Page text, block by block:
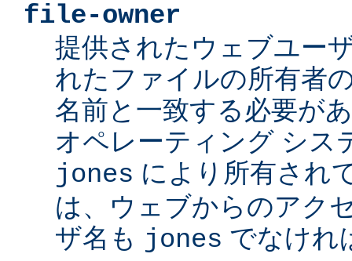
file-owner
提供されたウェブユー
れたファイルの所有者
名前と一致する必要が
オペレーティング シス
jones により所有され
は、ウェブからのアク
ザ名も jones でなけれ